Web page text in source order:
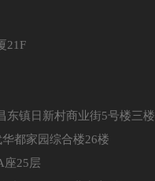
21F
东镇日新村商业街5号楼三楼
都家园综合楼26楼
座25层